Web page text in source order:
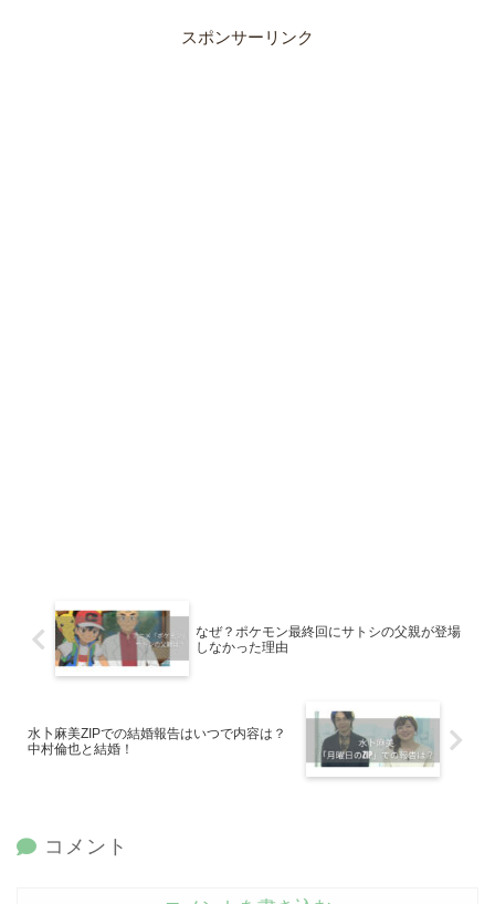
スポンサーリンク
なぜ？ポケモン最終回にサトシの父親が登場
しなかった理由
水卜麻美ZIPでの結婚報告はいつで内容は？
中村倫也と結婚！
コメント